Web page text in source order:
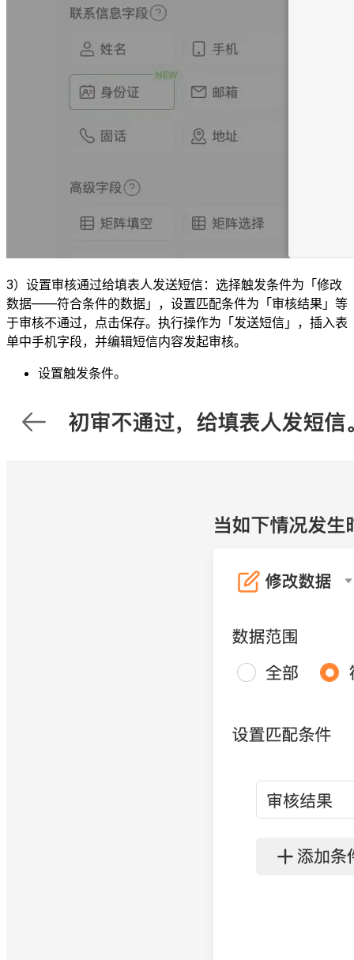
3）设置审核通过给填表人发送短信：选择触发条件为「修改
数据——符合条件的数据」，设置匹配条件为「审核结果」等
于审核不通过，点击保存。执行操作为「发送短信」，插入表
单中手机字段，并编辑短信内容发起审核。
设置触发条件。